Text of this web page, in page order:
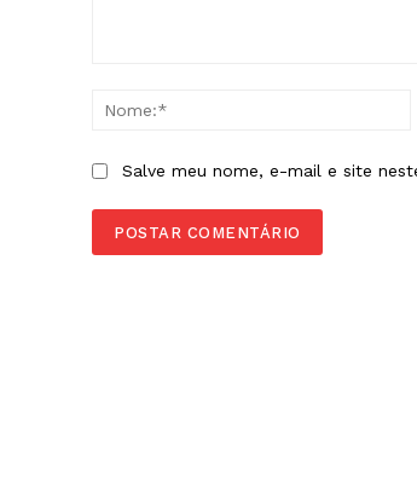
Salve meu nome, e-mail e site